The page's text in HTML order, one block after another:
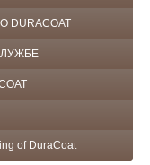
of DuraCoat